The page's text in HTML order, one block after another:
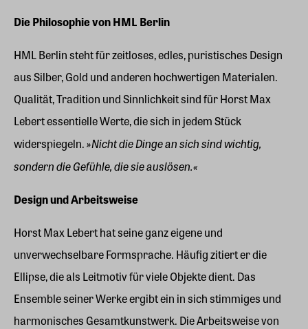
Die Philosophie von HML Berlin
HML Berlin steht für zeitloses, edles, puristisches Design
aus Silber, Gold und anderen hochwertigen Materialen.
Qualität, Tradition und Sinnlichkeit sind für Horst Max
Lebert essentielle Werte, die sich in jedem Stück
widerspiegeln.»Nicht die Dinge an sich sind wichtig,
sondern die Gefühle, die sie auslösen.«
Design und Arbeitsweise
Horst Max Lebert hat seine ganz eigene und
unverwechselbare Formsprache. Häufig zitiert er die
Ellipse, die als Leitmotiv für viele Objekte dient. Das
Ensemble seiner Werke ergibt ein in sich stimmiges und
harmonisches Gesamtkunstwerk. Die Arbeitsweise von